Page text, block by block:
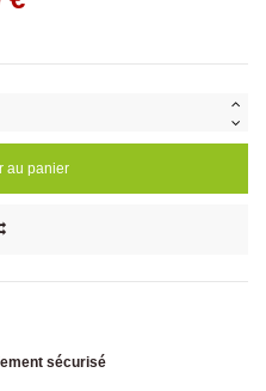
au panier
sécurisé